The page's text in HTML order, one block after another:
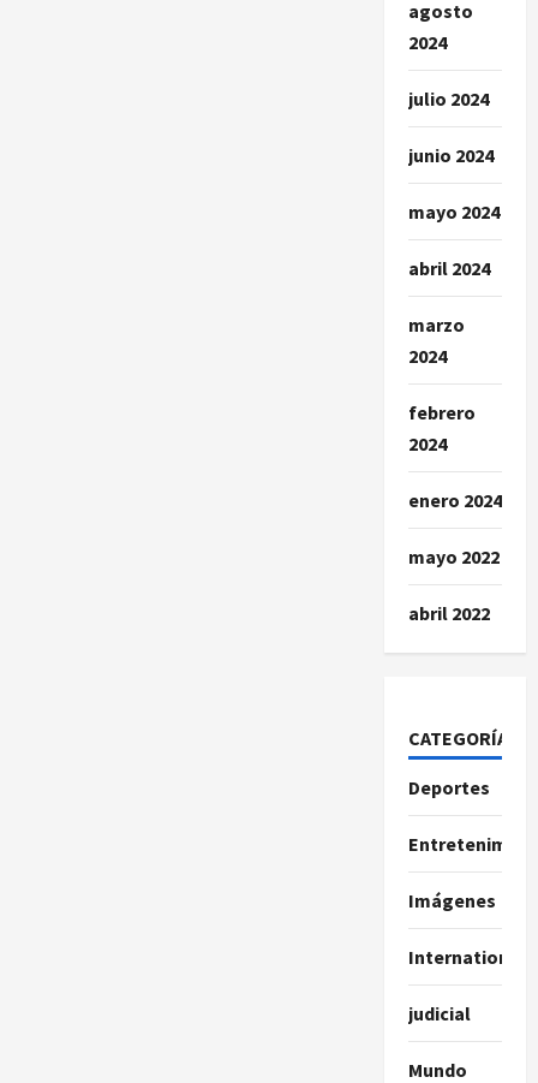
agosto
2024
julio 2024
junio 2024
mayo 2024
abril 2024
marzo
2024
febrero
2024
enero 2024
mayo 2022
abril 2022
CATEGORÍAS
Deportes
Imágenes
International
judicial
Mundo